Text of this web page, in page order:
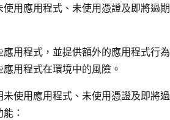
用應用程式、未使用憑證及即將過期
用程式，並提供額外的應用程式行為
用程式在環境中的風險。
使用應用程式、未使用憑證及即將過
：